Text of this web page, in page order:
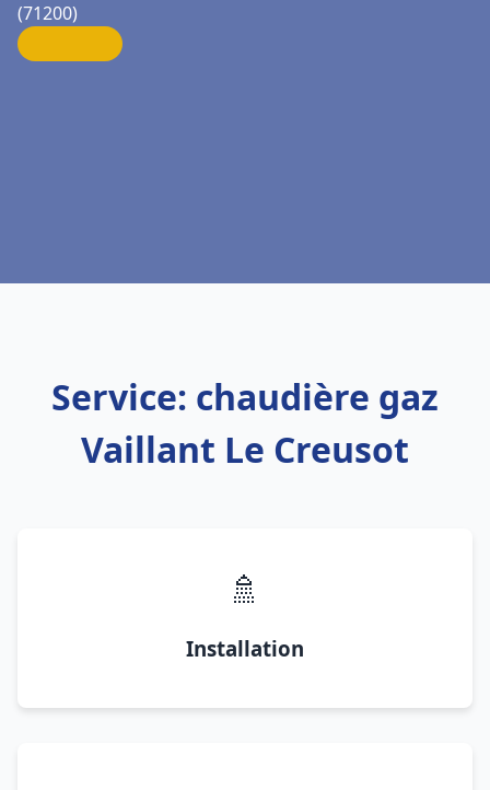
(71200)
Service: chaudière gaz
Vaillant Le Creusot
🚿
Installation